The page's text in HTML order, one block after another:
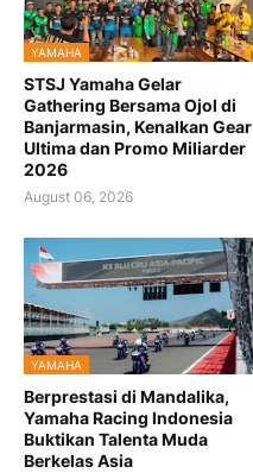
YAMAHA
STSJ Yamaha Gelar
Gathering Bersama Ojol di
Banjarmasin, Kenalkan Gear
Ultima dan Promo Miliarder
2026
August 06, 2026
YAMAHA
Berprestasi di Mandalika,
Yamaha Racing Indonesia
Buktikan Talenta Muda
Berkelas Asia